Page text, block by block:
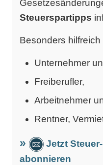
Steuerspartipps
Besonders
Unternehmer
Freiberufler,
Arbeitnehmer
Rentner,
Jetzt
abonnieren